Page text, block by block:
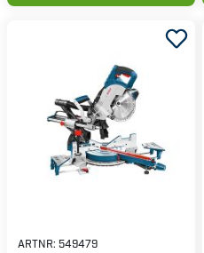
ARTNR: 549479